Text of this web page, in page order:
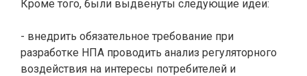
Кроме того, были выдвенуты следующие идеи:
- внедрить обязательное требование при
разработке НПА проводить анализ регуляторного
воздействия на интересы потребителей и